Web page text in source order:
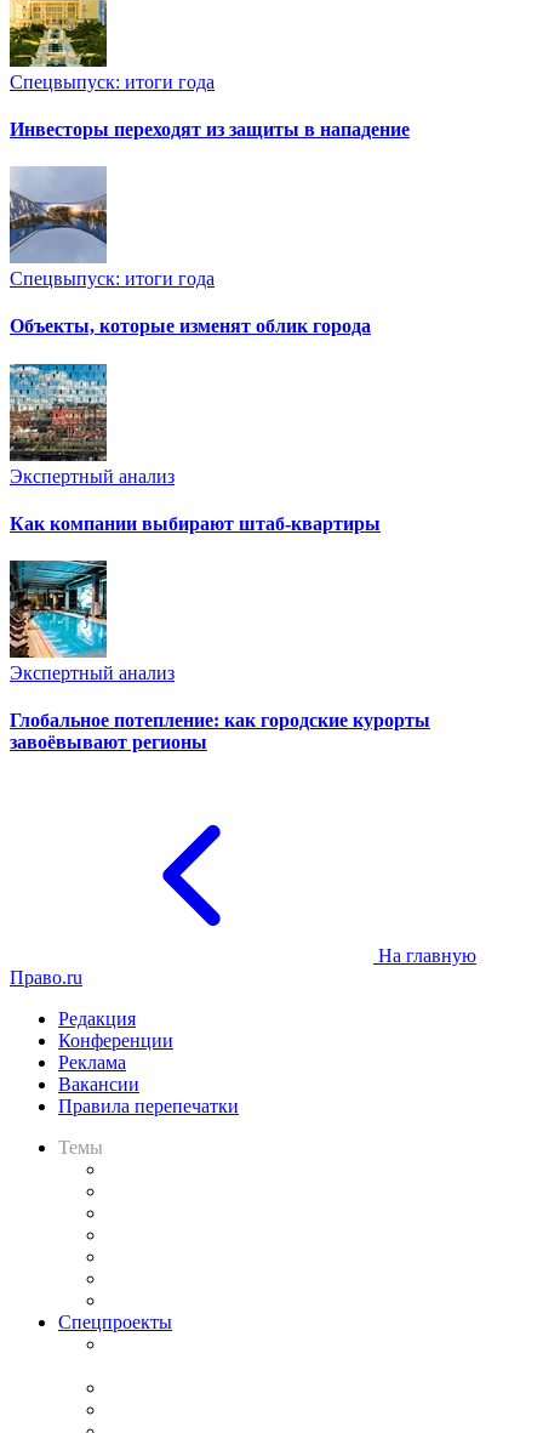
Спецвыпуск: итоги года
Инвесторы переходят из защиты в нападение
Спецвыпуск: итоги года
Объекты, которые изменят облик города
Экспертный анализ
Как компании выбирают штаб-квартиры
Экспертный анализ
Глобальное потепление: как городские курорты
завоёвывают регионы
На главную
Право.ru
Редакция
Конференции
Реклама
Вакансии
Правила перепечатки
Темы
Спецпроекты